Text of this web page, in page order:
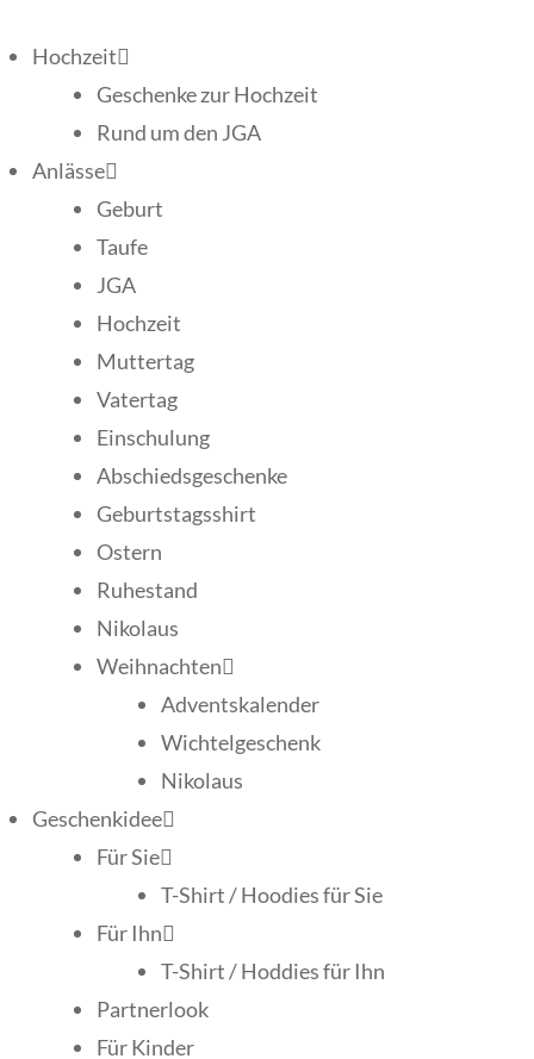
Hochzeit
Geschenke zur Hochzeit
Rund um den JGA
Anlässe
Geburt
Taufe
JGA
Hochzeit
Muttertag
Vatertag
Einschulung
Abschiedsgeschenke
Geburtstagsshirt
Ostern
Ruhestand
Nikolaus
Weihnachten
Adventskalender
Wichtelgeschenk
Nikolaus
Geschenkidee
Für Sie
T-Shirt / Hoodies für Sie
Für Ihn
T-Shirt / Hoddies für Ihn
Partnerlook
Für Kinder